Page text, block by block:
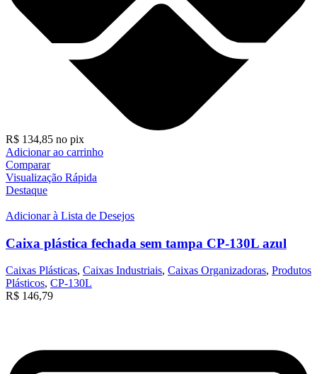
R$ 134,85 no pix
Adicionar ao carrinho
Comparar
Visualização Rápida
Destaque
Adicionar à Lista de Desejos
Caixa plástica fechada sem tampa CP-130L azul
Caixas Plásticas, Caixas Industriais, Caixas Organizadoras, Produtos
Plásticos, CP-130L
R$ 146,79